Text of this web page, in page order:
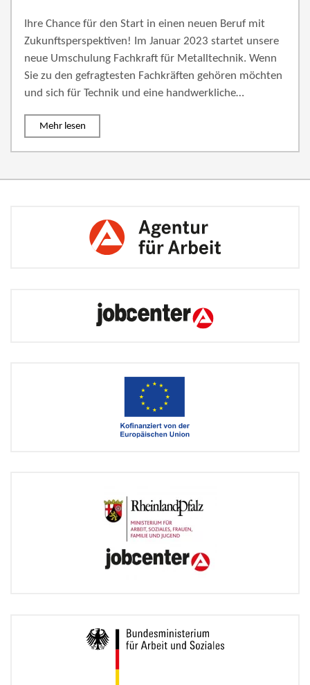
Ihre Chance für den Start in einen neuen Beruf mit
Zukunftsperspektiven! Im Januar 2023 startet unsere
neue Umschulung Fachkraft für Metalltechnik. Wenn
Sie zu den gefragtesten Fachkräften gehören möchten
und sich für Technik und eine handwerkliche…
Mehr lesen